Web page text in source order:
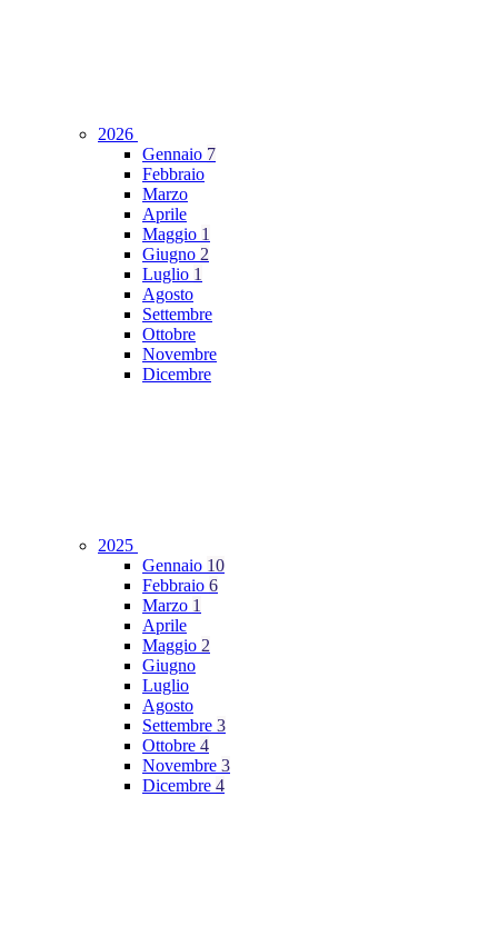
2026
Gennaio 7
Febbraio
Marzo
Aprile
Maggio 1
Giugno 2
Luglio 1
Agosto
Settembre
Ottobre
Novembre
Dicembre
2025
Gennaio 10
Febbraio 6
Marzo 1
Aprile
Maggio 2
Giugno
Luglio
Agosto
Settembre 3
Ottobre 4
Novembre 3
Dicembre 4